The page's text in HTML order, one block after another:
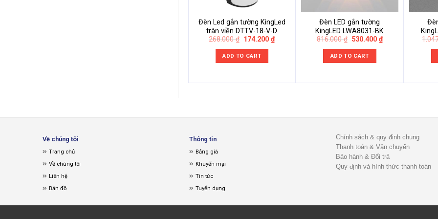
Đèn Led gắn tường KingLed
tràn viền DTTV-18-V-D
268.000₫ Original
was:
268.000 ₫.
174.200₫Current
price
ADD TO CART
Đèn LED gắn tường
KingLED LWA8031-BK
816.000₫ Original
was:
816.000 ₫.
530.400₫Current
price
ADD TO CART
Về chúng tôi
Trang chủ
Về chúng tôi
Liên hệ
Bản đồ
Thông tin
Bảng giá
Khuyến mại
Tin tức
Tuyển dụng
Chính sách & quy định chung
Thanh toán & Vận chuyển
Bảo hành & Đổi trả
Quy định và hình thức thanh toán